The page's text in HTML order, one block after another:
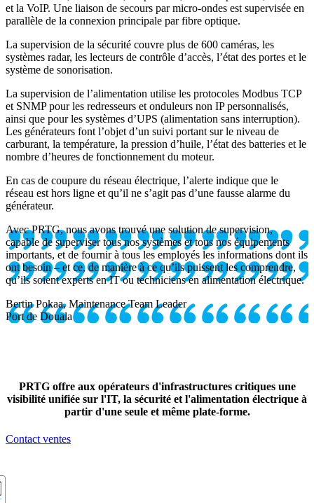
et la VoIP. Une liaison de secours par micro-ondes est supervisée en
parallèle de la connexion principale par fibre optique.
La supervision de la sécurité couvre plus de 600 caméras, les
systèmes radar, les lecteurs de contrôle d’accès, l’état des portes et le
système de sonorisation.
La supervision de l’alimentation utilise les protocoles Modbus TCP
et SNMP pour les redresseurs et onduleurs non IP personnalisés,
ainsi que pour les systèmes d’UPS (alimentation sans interruption).
Les générateurs font l’objet d’un suivi portant sur le niveau de
carburant, la température, la pression d’huile, l’état des batteries et le
nombre d’heures de fonctionnement du moteur.
En cas de coupure du réseau électrique, l’alerte indique que le
réseau est hors ligne et qu’il ne s’agit pas d’une fausse alarme du
générateur.
Avec PRTG, nous avons trouvé une solution de supervision,
capable de superviser tous nos systèmes et tous nos équipements
importants, et de fournir à tous les employés les informations dont ils
ont besoin – et ce, de manière à ce qu’ils puissent les comprendre,
qu’ils soient experts en IT ou techniciens en alimentation électrique.
Bertin Pokaa, Maintenance Team Leader
Port de Douala
PRTG offre aux opérateurs d'infrastructures critiques une
visibilité unifiée sur l'IT, la sécurité et l'alimentation électrique à
partir d'une seule et même plate-forme.
Contact ventes